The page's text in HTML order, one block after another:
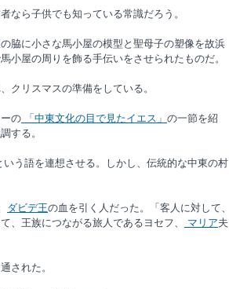
ら子供でも知っている常識だろう。
脇に小さな馬小屋の模型と聖母子の塑像を故浜
小屋の周りを飾る手伝いをさせられたものだ。
クリスマスの準備をしている。
の 「中東文化の目で見たイエス」 の一節を紹
する。
う語を連想させる。しかし、伝統的な中東の村
ダビデ王の血を引く人だった。「客人に対して、
、王族につながる旅人であるヨセフ、
マリア夫
された。